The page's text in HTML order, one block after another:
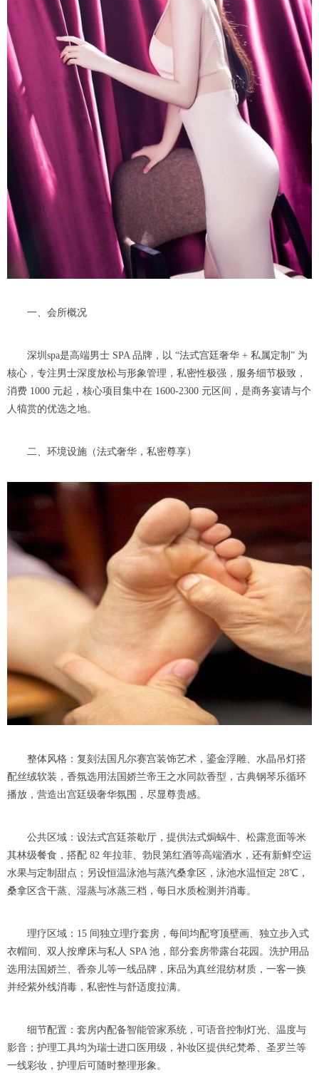
一、会所概况
深圳spa是高端男士 SPA 品牌，以 “法式宫廷奢华 + 私属定制” 为
核心，专注男士深度放松与形象管理，私密性极强，服务细节极致，
消费 1000 元起，核心项目集中在 1600-2300 元区间，是商务宴请与个
人犒赏的优选之地。
二、环境设施（法式奢华，私密尊享）
整体风格：复刻法国凡尔赛宫装饰艺术，鎏金浮雕、水晶吊灯搭
配丝绒软装，香氛选用法国娇兰帝王之水同款香型，古典钢琴乐循环
播放，营造出宫廷级奢华氛围，尽显尊贵感。
公共区域：设法式宫廷茶歇厅，提供法式焗蜗牛、松露意面等米
其林级餐食，搭配 82 年拉菲、勃艮第红酒等高端酒水，还有新鲜空运
水果与定制甜点；另设恒温泳池与蒸汽桑拿区，泳池水温恒定 28℃，
桑拿区含干蒸、湿蒸与冰蒸三档，每日水质检测并消毒。
理疗区域：15 间独立理疗套房，每间均配穹顶壁画、独立步入式
衣帽间、双人按摩床与私人 SPA 池，部分套房带露台花园。洗护用品
选用法国娇兰、香奈儿等一线品牌，床品为真丝混纺材质，一客一换
并经紫外线消毒，私密性与舒适度拉满。
细节配置：套房内配备智能管家系统，可语音控制灯光、温度与
影音；护理工具均为瑞士进口医用级，补妆区提供纪梵希、圣罗兰等
一线彩妆，护理后可随时整理形象。